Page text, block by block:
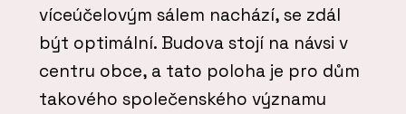
víceúčelovým sálem nachází, se zdál
být optimální. Budova stojí na návsi v
centru obce, a tato poloha je pro dům
takového společenského významu